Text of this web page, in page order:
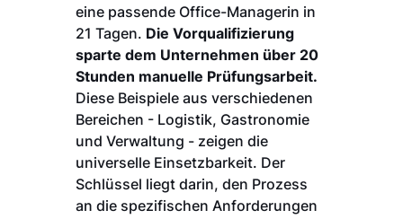
eine passende Office-Managerin in
21 Tagen. Die Vorqualifizierung
sparte dem Unternehmen über 20
Stunden manuelle Prüfungsarbeit.
Diese Beispiele aus verschiedenen
Bereichen - Logistik, Gastronomie
und Verwaltung - zeigen die
universelle Einsetzbarkeit. Der
Schlüssel liegt darin, den Prozess
an die spezifischen Anforderungen